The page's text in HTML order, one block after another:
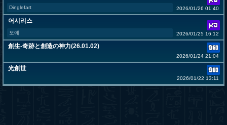
Dinglefart 2026/01/26 01:40
어시리스
오예 2026/01/25 16:12
創生-奇跡と創造の神力(26.01.02)
2026/01/24 21:04
光創世
2026/01/22 13:11